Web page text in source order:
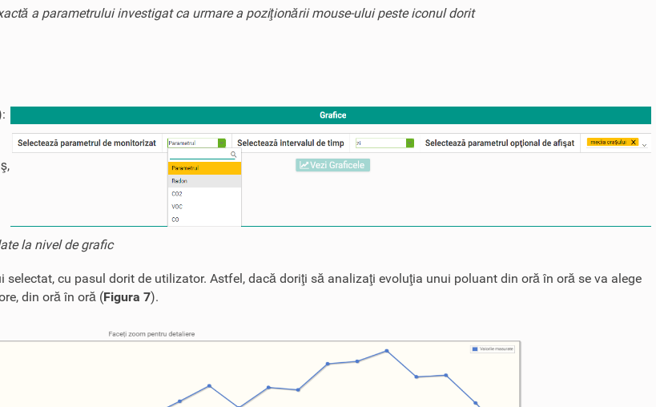
a parametrului investigat ca urmare a poziţionării mouse-ului peste iconul dorit
la nivel de grafic
cu pasul dorit de utilizator. Astfel, dacă doriţi să analizaţi evoluţia unui poluant din oră în oră se va alege
din oră în oră (Figura 7).